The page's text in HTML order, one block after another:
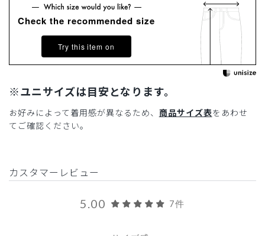
Check the recommended size
Try this item on
※ユニサイズは目安となります。
お好みによって着用感が異なるため、 商品サイズ表をあわせ
てご確認ください。
カスタマーレビュー
5.00 7件